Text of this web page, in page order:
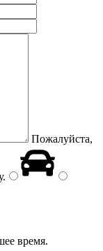
Пожалуйста,
.
время.